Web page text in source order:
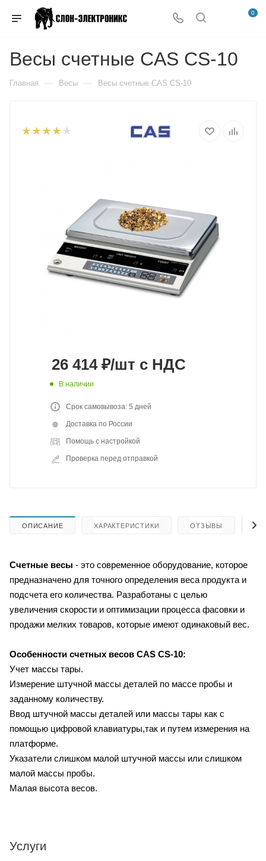
0
Весы счетные CAS CS-10
Главная — Весы — Весы счетные CAS CS-10
26 414₽/шт с НДС
В наличии
Срок самовывоза: 5 дней
Доставка по России
Помощь с настройкой
Проверка перед отправкой
ОПИСАНИЕ ХАРАКТЕРИСТИКИ ОТЗЫВЫ
Счетные весы - это современное оборудование, которое
предназначено для точного определения веса продукта и
подсчета его количества. Разработаны с целью
увеличения скорости и оптимизации процесса фасовки и
продажи мелких товаров, которые имеют одинаковый вес.
Особенности счетных весов CAS CS-10:
Учет массы тары.
Измерение штучной массы деталей по массе пробы и
заданному количеству.
Ввод штучной массы деталей или массы тары как с
помощью цифровой клавиатуры,так и путем измерения на
платформе.
Указатели слишком малой штучной массы или слишком
малой массы пробы.
Малая высота весов.
Услуги